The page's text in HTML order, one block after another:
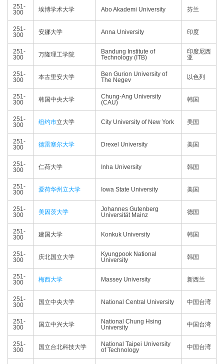
251-
300
埃博学术大学 Abo Akademi University 芬兰
251-
300
安娜大学 Anna University 印度
251-
300
万隆理工学院
Bandung Institute of
Technology (ITB)
印度尼西
亚
251-
300
本古里安大学
Ben Gurion University of
The Negev
以色列
251-
300
韩国中央大学
Chung-Ang University
(CAU)
韩国
251-
300
纽约市立大学 City University of New York 美国
251-
300
德雷塞尔大学 Drexel University 美国
251-
300
仁荷大学 Inha University 韩国
251-
300
爱荷华州立大学 Iowa State University 美国
251-
300
美因茨大学
Johannes Gutenberg
Universität Mainz
德国
251-
300
建国大学 Konkuk University 韩国
251-
300
庆北国立大学
Kyungpook National
University
韩国
251-
300
梅西大学 Massey University 新西兰
251-
300
国立中央大学 National Central University 中国台湾
251-
300
国立中兴大学
National Chung Hsing
University
中国台湾
251-
300
国立台北科技大学
National Taipei University
of Technology
中国台湾